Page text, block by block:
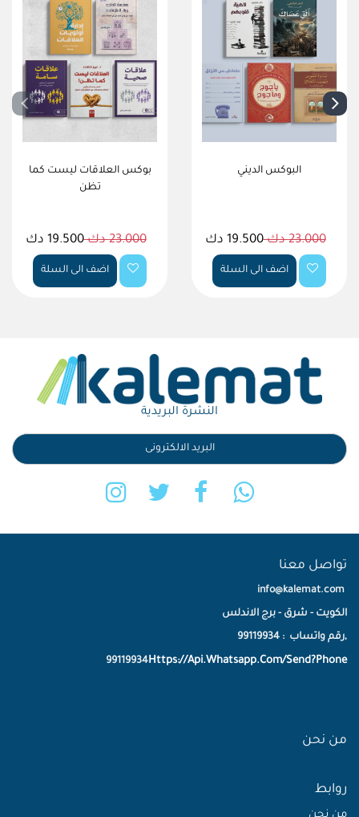
بوكس العلاقات ليست كما
تظن
23.000 دك 19.500 دك
اضف الى السلة
البوكس الديني
23.000 دك 19.500 دك
اضف الى السلة
النشرة البريدية
تواصل معنا
info@kalemat.com
الكويت - شرق - برج الاندلس
,رقم واتساب : 99119934
Https://Api.Whatsapp.Com/Send?Phone
99119934
من نحن
روابط